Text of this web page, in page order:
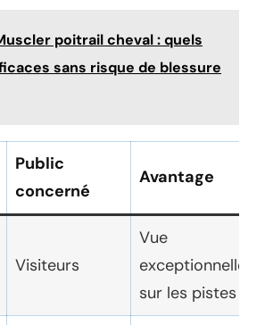
poitrail cheval : quels
sans risque de blessure
Public
concerné
Avantage
Visiteurs
Vue
exceptionnelle
sur les pistes